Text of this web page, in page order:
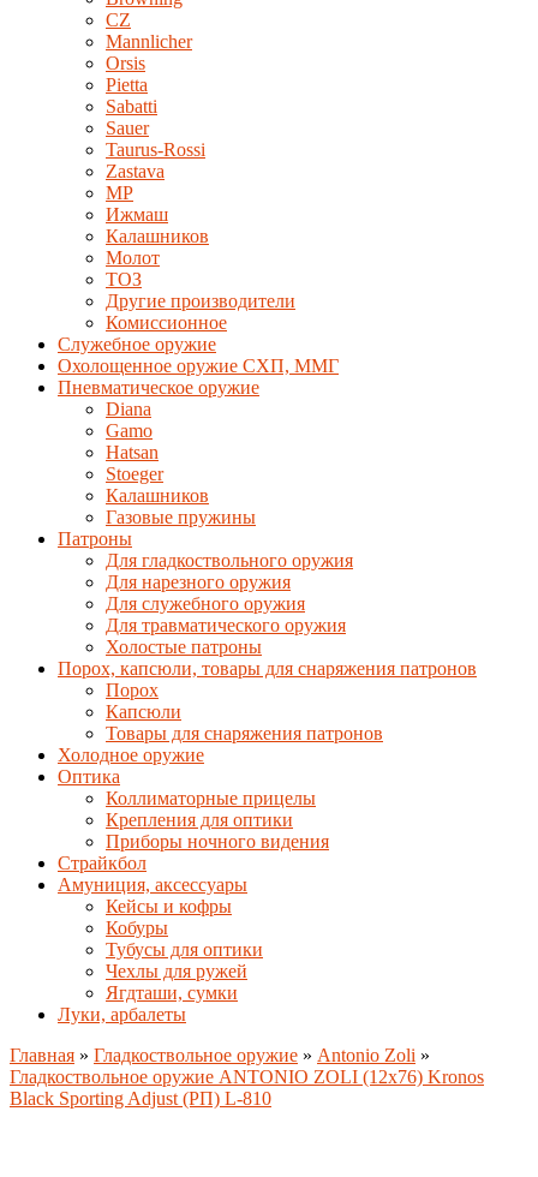
CZ
Mannlicher
Orsis
Pietta
Sabatti
Sauer
Taurus-Rossi
Zastava
MP
Ижмаш
Калашников
Молот
ТОЗ
Другие производители
Комиссионное
Служебное оружие
Охолощенное оружие СХП, ММГ
Пневматическое оружие
Diana
Gamo
Hatsan
Stoeger
Калашников
Газовые пружины
Патроны
Для гладкоствольного оружия
Для нарезного оружия
Для служебного оружия
Для травматического оружия
Холостые патроны
Порох, капсюли, товары для снаряжения патронов
Порох
Капсюли
Товары для снаряжения патронов
Холодное оружие
Оптика
Коллиматорные прицелы
Крепления для оптики
Приборы ночного видения
Страйкбол
Амуниция, аксессуары
Кейсы и кофры
Кобуры
Тубусы для оптики
Чехлы для ружей
Ягдташи, сумки
Луки, арбалеты
Главная » Гладкоствольное оружие » Antonio Zoli »
Гладкоствольное оружие ANTONIO ZOLI (12x76) Kronos
Black Sporting Adjust (РП) L-810